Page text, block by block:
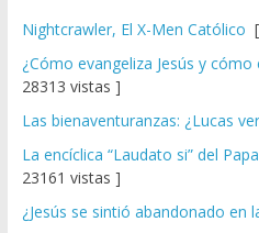
Nightcrawler, El X-Men Católico
¿Cómo evangeliza Jesús y
28313 vistas ]
Las bienaventuranzas: ¿Lucas
La encíclica “Laudato si” del
23161 vistas ]
¿Jesús se sintió abandonado en